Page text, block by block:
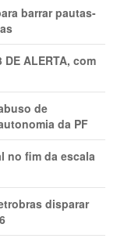
barrar pautas-
ALERTA, com
de
da PF
no fim da escala
disparar